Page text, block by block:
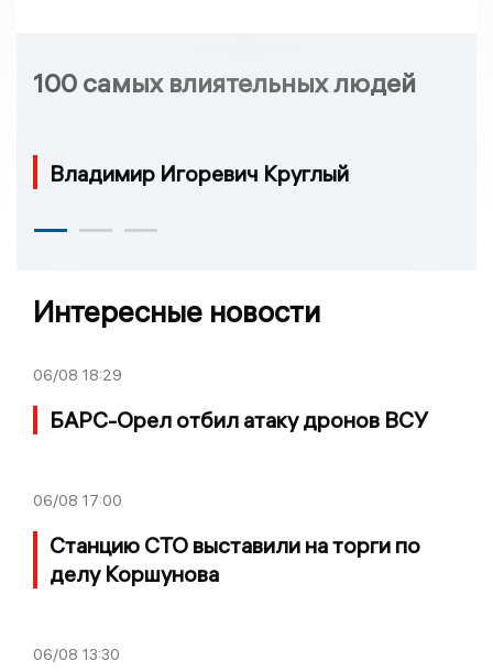
100 самых влиятельных людей
Владимир Игоревич Круглый
Интересные новости
06/08 18:29
БАРС-Орел отбил атаку дронов ВСУ
06/08 17:00
Станцию СТО выставили на торги по
делу Коршунова
06/08 13:30